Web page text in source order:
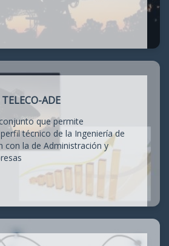
ADE
que permite
técnico de la Ingeniería de
con la de Administración y